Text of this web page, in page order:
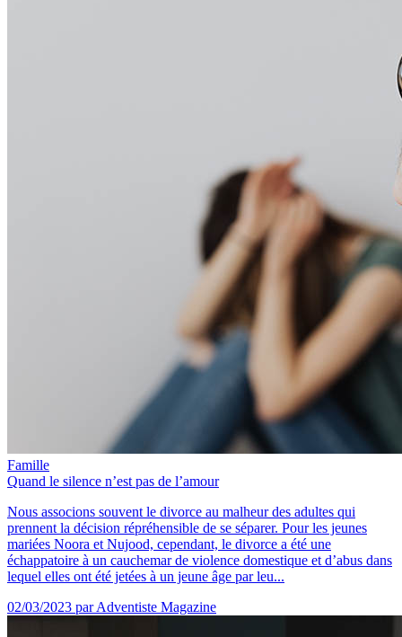
Famille
Quand le silence n’est pas de l’amour
Nous associons souvent le divorce au malheur des adultes qui
prennent la décision répréhensible de se séparer. Pour les jeunes
mariées Noora et Nujood, cependant, le divorce a été une
échappatoire à un cauchemar de violence domestique et d’abus dans
lequel elles ont été jetées à un jeune âge par leu...
02/03/2023 par Adventiste Magazine